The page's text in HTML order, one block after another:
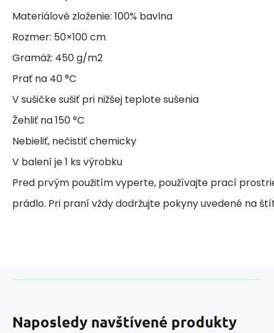
Materiálové zloženie: 100% bavlna
Rozmer: 50×100 cm
Gramáž: 450 g/m2
Prať na 40 °C
V sušičke sušiť pri nižšej teplote sušenia
Žehliť na 150 °C
Nebieliť, nečistiť chemicky
V balení je 1 ks výrobku
Pred prvým použitím vyperte, používajte prací
prádlo. Pri praní vždy dodržujte pokyny uvedené na
Naposledy navštívené produkty